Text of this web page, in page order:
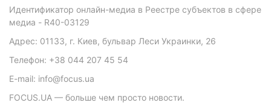
Идентификатор онлайн-медиа в Реестре субъектов в сфере
медиа - R40-03129
Адрес: 01133, г. Киев, бульвар Леси Украинки, 26
Телефон: +38 044 207 45 54
E-mail: info@focus.ua
FOCUS.UA — больше чем просто новости.